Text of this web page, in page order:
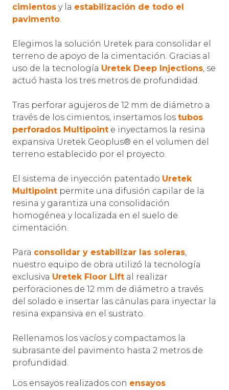
cimientos y la estabilización de todo el
pavimento.
Elegimos la solución Uretek para consolidar el
terreno de apoyo de la cimentación. Gracias al
uso de la tecnología Uretek Deep Injections, se
actuó hasta los tres metros de profundidad.
Tras perforar agujeros de 12 mm de diámetro a
través de los cimientos, insertamos los tubos
perforados Multipoint e inyectamos la resina
expansiva Uretek Geoplus® en el volumen del
terreno establecido por el proyecto.
El sistema de inyección patentado Uretek
Multipoint permite una difusión capilar de la
resina y garantiza una consolidación
homogénea y localizada en el suelo de
cimentación.
Para consolidar y estabilizar las soleras,
nuestro equipo de obra utilizó la tecnología
exclusiva Uretek Floor Lift al realizar
perforaciones de 12 mm de diámetro a través
del solado e insertar las cánulas para inyectar la
resina expansiva en el sustrato.
Rellenamos los vacíos y compactamos la
subrasante del pavimento hasta 2 metros de
profundidad.
Los ensayos realizados con ensayos